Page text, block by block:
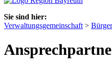
Sie sind hier:
Verwaltungsgemeinschaft >